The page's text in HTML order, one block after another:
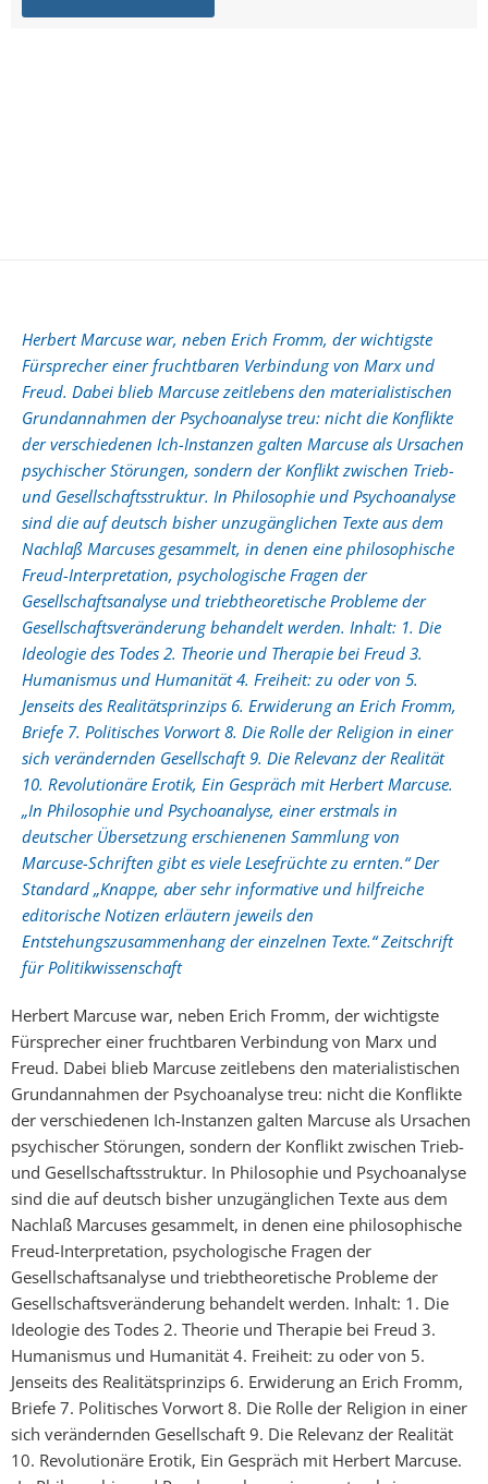
Herbert Marcuse war, neben Erich Fromm, der wichtigste
Fürsprecher einer fruchtbaren Verbindung von Marx und
Freud. Dabei blieb Marcuse zeitlebens den materialistischen
Grundannahmen der Psychoanalyse treu: nicht die Konflikte
der verschiedenen Ich-Instanzen galten Marcuse als Ursachen
psychischer Störungen, sondern der Konflikt zwischen Trieb-
und Gesellschaftsstruktur. In Philosophie und Psychoanalyse
sind die auf deutsch bisher unzugänglichen Texte aus dem
Nachlaß Marcuses gesammelt, in denen eine philosophische
Freud-Interpretation, psychologische Fragen der
Gesellschaftsanalyse und triebtheoretische Probleme der
Gesellschaftsveränderung behandelt werden. Inhalt: 1. Die
Ideologie des Todes 2. Theorie und Therapie bei Freud 3.
Humanismus und Humanität 4. Freiheit: zu oder von 5.
Jenseits des Realitätsprinzips 6. Erwiderung an Erich Fromm,
Briefe 7. Politisches Vorwort 8. Die Rolle der Religion in einer
sich verändernden Gesellschaft 9. Die Relevanz der Realität
10. Revolutionäre Erotik, Ein Gespräch mit Herbert Marcuse.
„In Philosophie und Psychoanalyse, einer erstmals in
deutscher Übersetzung erschienenen Sammlung von
Marcuse-Schriften gibt es viele Lesefrüchte zu ernten.“ Der
Standard „Knappe, aber sehr informative und hilfreiche
editorische Notizen erläutern jeweils den
Entstehungszusammenhang der einzelnen Texte.“ Zeitschrift
für Politikwissenschaft
Herbert Marcuse war, neben Erich Fromm, der wichtigste
Fürsprecher einer fruchtbaren Verbindung von Marx und
Freud. Dabei blieb Marcuse zeitlebens den materialistischen
Grundannahmen der Psychoanalyse treu: nicht die Konflikte
der verschiedenen Ich-Instanzen galten Marcuse als Ursachen
psychischer Störungen, sondern der Konflikt zwischen Trieb-
und Gesellschaftsstruktur. In Philosophie und Psychoanalyse
sind die auf deutsch bisher unzugänglichen Texte aus dem
Nachlaß Marcuses gesammelt, in denen eine philosophische
Freud-Interpretation, psychologische Fragen der
Gesellschaftsanalyse und triebtheoretische Probleme der
Gesellschaftsveränderung behandelt werden. Inhalt: 1. Die
Ideologie des Todes 2. Theorie und Therapie bei Freud 3.
Humanismus und Humanität 4. Freiheit: zu oder von 5.
Jenseits des Realitätsprinzips 6. Erwiderung an Erich Fromm,
Briefe 7. Politisches Vorwort 8. Die Rolle der Religion in einer
sich verändernden Gesellschaft 9. Die Relevanz der Realität
10. Revolutionäre Erotik, Ein Gespräch mit Herbert Marcuse.